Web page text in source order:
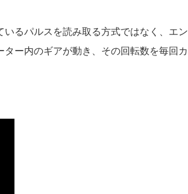
るパルスを読み取る方式ではなく、エン
ー内のギアが動き、その回転数を毎回カ